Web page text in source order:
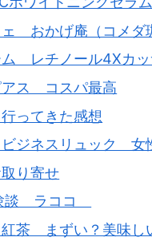
おかげ庵（コメダ
レチノール4Xカ
アス コスパ最高
ってきた感想
ジネスリュック 女
り寄せ
談 ラココ
茶 まずい？美味し